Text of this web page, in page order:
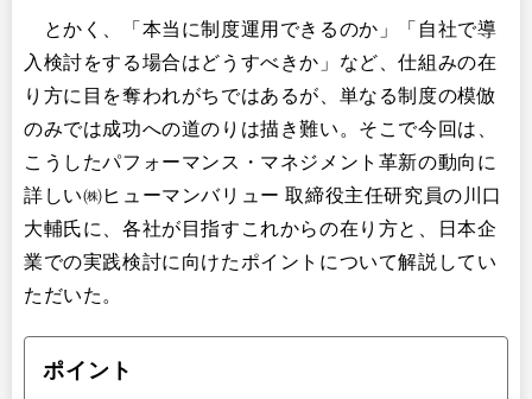
とかく、「本当に制度運用できるのか」「自社で導
入検討をする場合はどうすべきか」など、仕組みの在
り方に目を奪われがちではあるが、単なる制度の模倣
のみでは成功への道のりは描き難い。そこで今回は、
こうしたパフォーマンス・マネジメント革新の動向に
詳しい㈱ヒューマンバリュー 取締役主任研究員の川口
大輔氏に、各社が目指すこれからの在り方と、日本企
業での実践検討に向けたポイントについて解説してい
ただいた。
ポイント